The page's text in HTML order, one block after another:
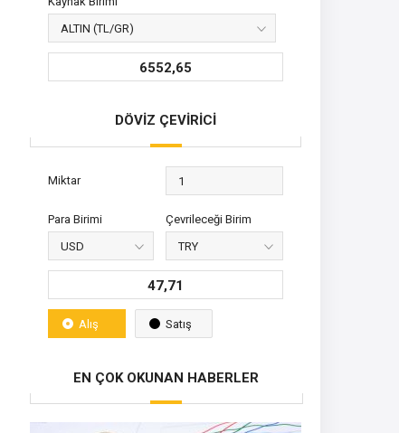
6552,65
DÖVİZ ÇEVİRİCİ
Miktar
Para Birimi Çevrileceği Birim
47,71
Alış Satış
EN ÇOK OKUNAN HABERLER